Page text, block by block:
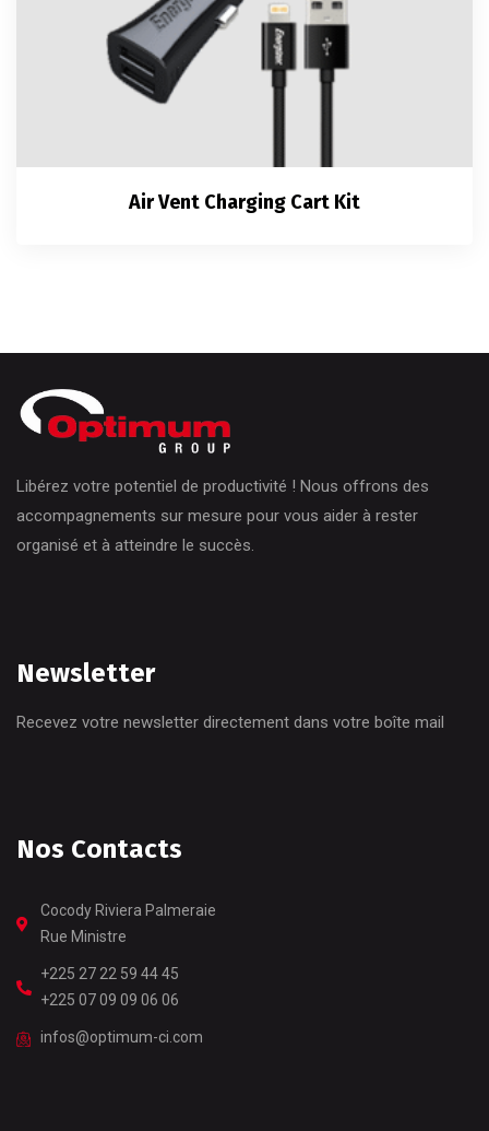
Air Vent Charging Cart Kit
Libérez votre potentiel de productivité ! Nous offrons des
accompagnements sur mesure pour vous aider à rester
organisé et à atteindre le succès.
Newsletter
Recevez votre newsletter directement dans votre boîte mail
Nos Contacts
Cocody Riviera Palmeraie
Rue Ministre
+225 27 22 59 44 45
+225 07 09 09 06 06
infos@optimum-ci.com